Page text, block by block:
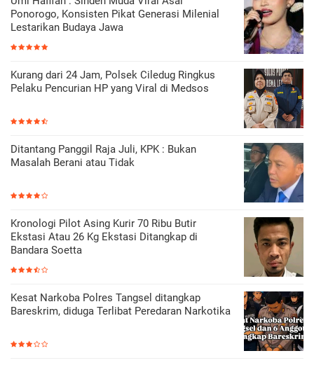
Ponorogo, Konsisten Pikat Generasi Milenial
Lestarikan Budaya Jawa
Kurang dari 24 Jam, Polsek Ciledug Ringkus
Pelaku Pencurian HP yang Viral di Medsos
Ditantang Panggil Raja Juli, KPK : Bukan
Masalah Berani atau Tidak
Kronologi Pilot Asing Kurir 70 Ribu Butir
Ekstasi Atau 26 Kg Ekstasi Ditangkap di
Bandara Soetta
Kesat Narkoba Polres Tangsel ditangkap
Bareskrim, diduga Terlibat Peredaran Narkotika